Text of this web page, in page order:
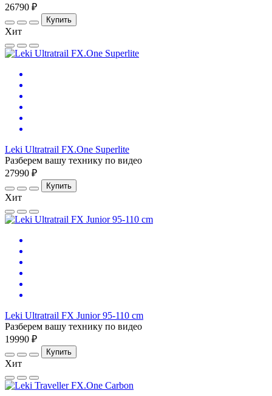
26790 ₽
Купить
Хит
Leki Ultratrail FX.One Superlite
Разберем вашу технику по видео
27990 ₽
Купить
Хит
Leki Ultratrail FX Junior 95-110 cm
Разберем вашу технику по видео
19990 ₽
Купить
Хит